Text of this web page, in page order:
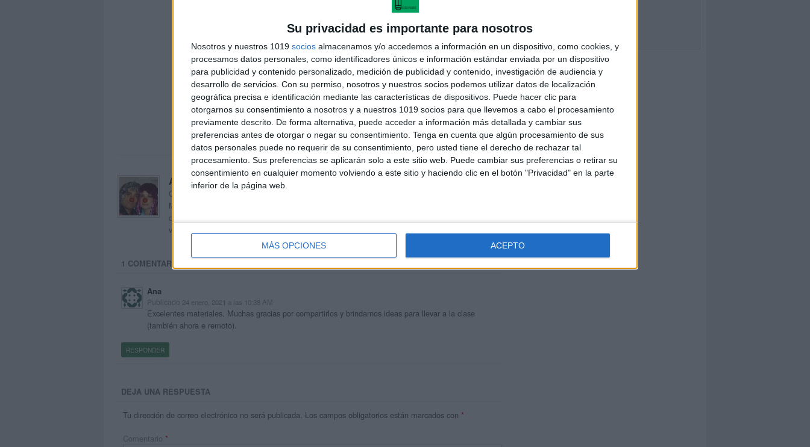
Su privacidad es importante para nosotros
Nosotros y nuestros 1019 socios almacenamos y/o accedemos a información en un dispositivo, como cookies, y
procesamos datos personales, como identificadores únicos e información estándar enviada por un dispositivo
para publicidad y contenido personalizado, medición de publicidad y contenido, investigación de audiencia y
desarrollo de servicios. Con su permiso, nosotros y nuestros socios podemos utilizar datos de localización
geográfica precisa e identificación mediante las características de dispositivos. Puede hacer clic para
otorgarnos su consentimiento a nosotros y a nuestros 1019 socios para que llevemos a cabo el procesamiento
previamente descrito. De forma alternativa, puede acceder a información más detallada y cambiar sus
preferencias antes de otorgar o negar su consentimiento. Tenga en cuenta que algún procesamiento de sus
datos personales puede no requerir de su consentimiento, pero usted tiene el derecho de rechazar tal
procesamiento. Sus preferencias se aplicarán solo a este sitio web. Puede cambiar sus preferencias o retirar su
consentimiento en cualquier momento volviendo a este sitio y haciendo clic en el botón "Privacidad" en la parte
inferior de la página web.
MÁS OPCIONES ACEPTO
Acerca de orientacionandujar
Orientación Andújar no es solo un blog, es la apuesta personal de dos profesores Ginés y
Maribel, que además de ser pareja, son los encargados de los contenidos que encontramos
dentro del blog y en el cual, vuelcan la mayor parte del tiempo, que sus tareas como docentes, y
voluntarios en sus meses de verano les permite.
1 COMENTARIO
Ana
Publicado 24 enero, 2021 a las 10:38 AM
Excelentes materiales. Muchas gracias por compartirlos y brindarnos ideas para llevar a la clase
(también ahora e remoto).
RESPONDER
DEJA UNA RESPUESTA
Tu dirección de correo electrónico no será publicada. Los campos obligatorios están marcados con *
Comentario *